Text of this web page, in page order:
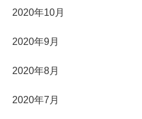
2020年10月
2020年9月
2020年8月
2020年7月